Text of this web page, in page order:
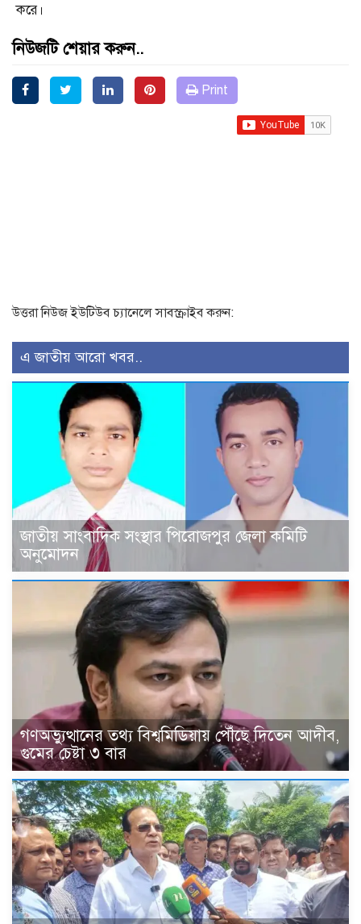
করে।
নিউজটি শেয়ার করুন..
Print
উত্তরা নিউজ ইউটিউব চ্যানেলে সাবস্ক্রাইব করুন:
এ জাতীয় আরো খবর..
জাতীয় সাংবাদিক সংস্থার পিরোজপুর জেলা কমিটি
অনুমোদন
গণঅভ্যুত্থানের তথ্য বিশ্বমিডিয়ায় পৌঁছে দিতেন আদীব,
গুমের চেষ্টা ৩ বার